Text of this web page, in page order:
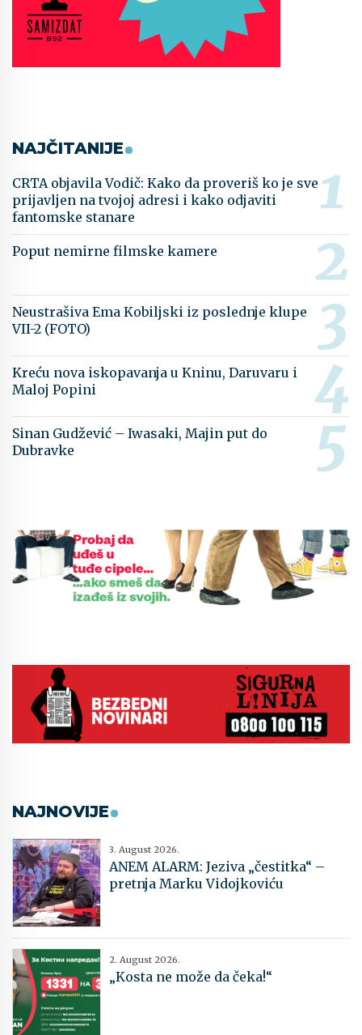
NAJČITANIJE
CRTA objavila Vodič: Kako da proveriš ko je sve
prijavljen na tvojoj adresi i kako odjaviti
fantomske stanare
Poput nemirne filmske kamere
Neustrašiva Ema Kobiljski iz poslednje klupe
VII-2 (FOTO)
Kreću nova iskopavanja u Kninu, Daruvaru i
Maloj Popini
Sinan Gudžević – Iwasaki, Majin put do
Dubravke
NAJNOVIJE
3. August 2026.
ANEM ALARM: Jeziva „čestitka“ –
pretnja Marku Vidojkoviću
2. August 2026.
„Kosta ne može da čeka!“